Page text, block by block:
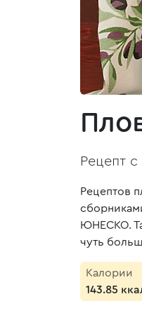
Рецепт
Рецептов
ЮНЕСКО.
чуть
Калории
143.85